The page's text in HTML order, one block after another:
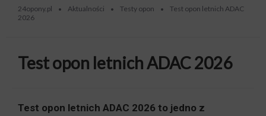
24opony.pl • Aktualności • Testy opon •
Test opon letnich ADAC
2026
Test opon letnich ADAC 2026
Test opon letnich ADAC 2026 to jedno z